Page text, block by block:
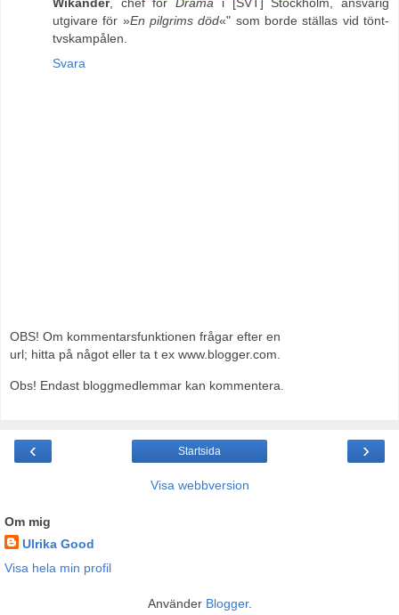
utgivare för »En pilgrims död«" som borde ställas vid tönt-
tvskampålen.
Svara
OBS! Om kommentarsfunktionen frågar efter en
url; hitta på något eller ta t ex www.blogger.com.
Obs! Endast bloggmedlemmar kan kommentera.
‹ ›
Startsida
Visa webbversion
Om mig
Ulrika Good
Visa hela min profil
Använder Blogger.